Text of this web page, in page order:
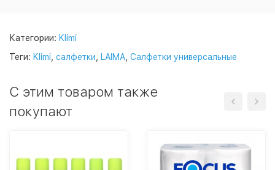
Категории: Klimi
Теги: Klimi салфетки LAIMA Салфетки универсальные
C этим товаром также
покупают